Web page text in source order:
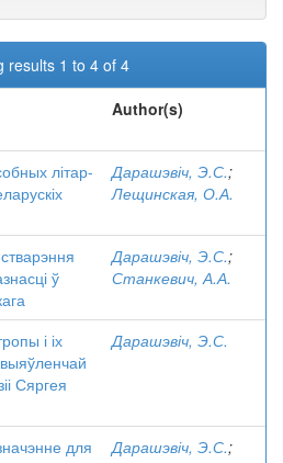
results 1 to 4 of 4
Author(s)
літар-
Дарашэвіч, Э.С.;
Лещинская, О.А.
ў
Дарашэвіч, Э.С.;
Станкевич, А.А.
і іх
Сяргея
Дарашэвіч, Э.С.
для
Дарашэвіч, Э.С.;